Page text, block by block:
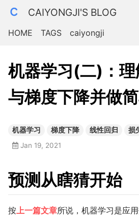
CAIYONGJI'S BLOG
HOME TAGS caiyongji
机器学习(二)：
与梯度下降并做
机器学习 梯度下降 线性回归 损
Jan 19, 2021
预测从瞎猜开始
按上一篇文章所说，机器学习是应